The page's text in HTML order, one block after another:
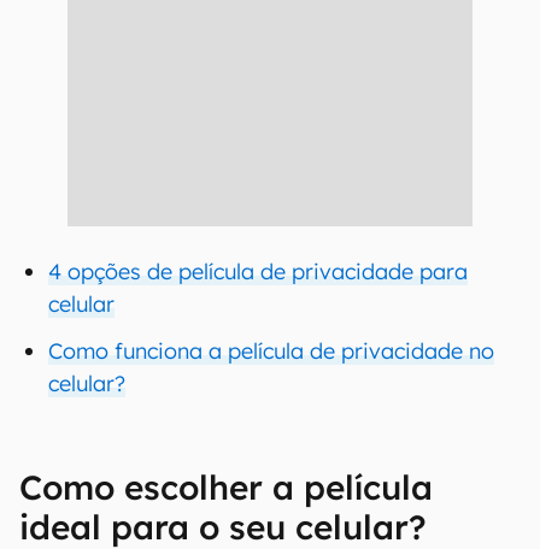
4 opções de película de privacidade para
celular
Como funciona a película de privacidade no
celular?
Como escolher a película
ideal para o seu celular?